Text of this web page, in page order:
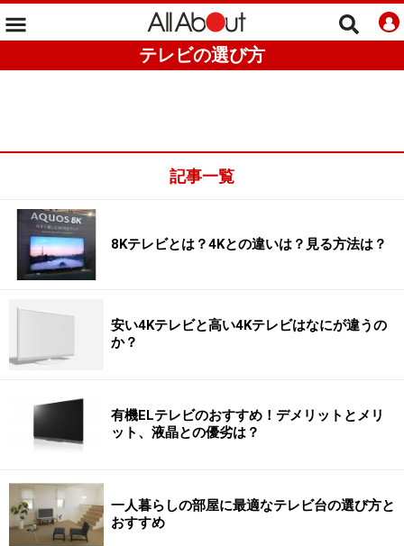
テレビの選び方
記事一覧
8Kテレビとは？4Kとの違いは？見る方法は？
安い4Kテレビと高い4Kテレビはなにが違うの
か？
有機ELテレビのおすすめ！デメリットとメリ
ット、液晶との優劣は？
一人暮らしの部屋に最適なテレビ台の選び方と
おすすめ